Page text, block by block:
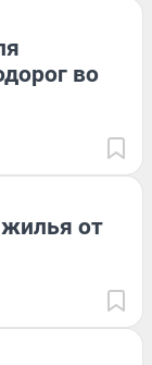
во
жилья от